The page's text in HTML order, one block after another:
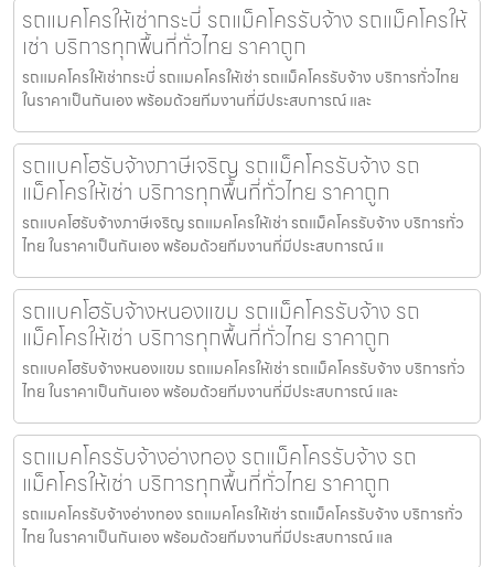
รถแมคโครให้เช่ากระบี่ รถแม็คโครรับจ้าง รถแม็คโครให้
เช่า บริการทุกพื้นที่ทั่วไทย ราคาถูก
รถแมคโครให้เช่ากระบี่ รถแมคโครให้เช่า รถแม็คโครรับจ้าง บริการทั่วไทย
ในราคาเป็นกันเอง พร้อมด้วยทีมงานที่มีประสบการณ์ และ
รถแบคโฮรับจ้างภาษีเจริญ รถแม็คโครรับจ้าง รถ
แม็คโครให้เช่า บริการทุกพื้นที่ทั่วไทย ราคาถูก
รถแบคโฮรับจ้างภาษีเจริญ รถแมคโครให้เช่า รถแม็คโครรับจ้าง บริการทั่ว
ไทย ในราคาเป็นกันเอง พร้อมด้วยทีมงานที่มีประสบการณ์ แ
รถแบคโฮรับจ้างหนองแขม รถแม็คโครรับจ้าง รถ
แม็คโครให้เช่า บริการทุกพื้นที่ทั่วไทย ราคาถูก
รถแบคโฮรับจ้างหนองแขม รถแมคโครให้เช่า รถแม็คโครรับจ้าง บริการทั่ว
ไทย ในราคาเป็นกันเอง พร้อมด้วยทีมงานที่มีประสบการณ์ และ
รถแมคโครรับจ้างอ่างทอง รถแม็คโครรับจ้าง รถ
แม็คโครให้เช่า บริการทุกพื้นที่ทั่วไทย ราคาถูก
รถแมคโครรับจ้างอ่างทอง รถแมคโครให้เช่า รถแม็คโครรับจ้าง บริการทั่ว
ไทย ในราคาเป็นกันเอง พร้อมด้วยทีมงานที่มีประสบการณ์ แล